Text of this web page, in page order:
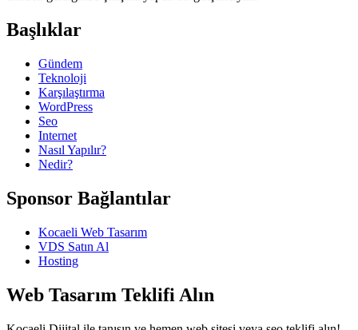
Başlıklar
Gündem
Teknoloji
Karşılaştırma
WordPress
Seo
Internet
Nasıl Yapılır?
Nedir?
Sponsor Bağlantılar
Kocaeli Web Tasarım
VDS Satın Al
Hosting
Web Tasarım Teklifi Alın